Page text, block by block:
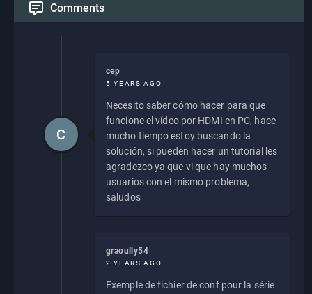
Comments
cep
5 YEARS AGO
Necesito saber cómo hacer para que
funcione el vídeo por HDMI en PC, hace
mucho tiempo estoy buscando la
solución, si pueden hacer un tutorial les
agradezco ya que vi que hay muchos
usuarios con el mismo problema,
saludos
C
graoully54
2 YEARS AGO
Exemple de fichier de conf pour la série